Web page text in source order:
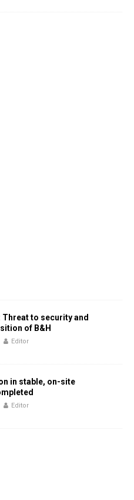
Threat to security and
of B&H
Editor
in stable, on-site
Editor